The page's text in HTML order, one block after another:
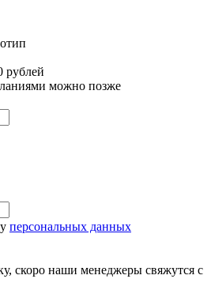
рублей
можно позже
персональных данных
скоро наши менеджеры свяжутся с